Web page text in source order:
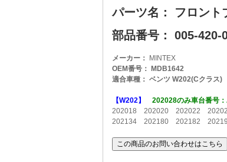
パーツ名： フロント
部品番号： 005-420-
メーカー：
MINTEX
OEM番号： MDB1642
適合車種： ベンツ W202(Cクラス)
【W202】 202028のみ車台番号
202018 202020 202022
202134 202180 202182